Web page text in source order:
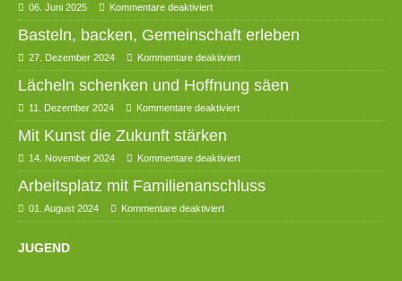
06. Juni 2025 Kommentare deaktiviert
Basteln, backen, Gemeinschaft erleben
27. Dezember 2024 Kommentare deaktiviert
Lächeln schenken und Hoffnung säen
11. Dezember 2024 Kommentare deaktiviert
Mit Kunst die Zukunft stärken
14. November 2024 Kommentare deaktiviert
Arbeitsplatz mit Familienanschluss
01. August 2024 Kommentare deaktiviert
JUGEND